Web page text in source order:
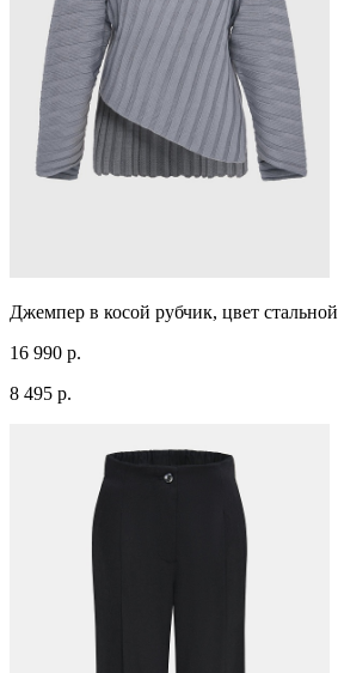
Джемпер в косой рубчик, цвет стальной
16 990 р.
8 495 р.